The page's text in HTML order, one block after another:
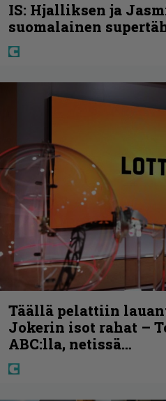
IS: Hjalliksen ja
suomalainen
Täällä pelattiin
Jokerin isot rahat –
ABC:lla, netissä…